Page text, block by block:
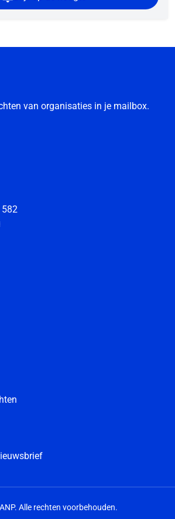
van organisaties in je mailbox.
582
Alle rechten voorbehouden.